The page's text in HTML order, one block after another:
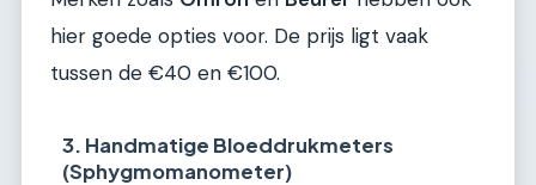
hier goede opties voor. De prijs ligt vaak
tussen de €40 en €100.
3. Handmatige Bloeddrukmeters
(Sphygmomanometer)